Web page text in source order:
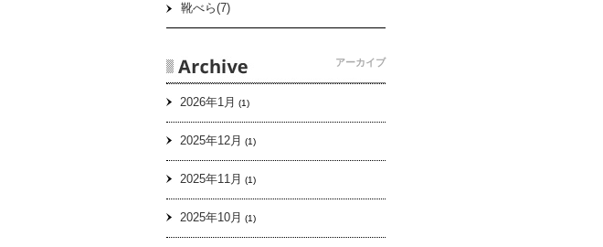
靴べら(7)
アーカイブ
2026年1月 (1)
2025年12月 (1)
2025年11月 (1)
2025年10月 (1)